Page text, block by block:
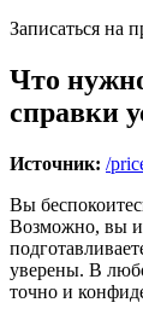
Записаться на
Что
справки
Источник: /
Вы
Возможно, вы
уверены. В
точно и